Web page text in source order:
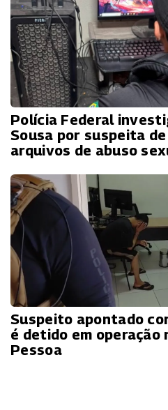
Polícia Federal
Sousa por suspeita
arquivos de abuso
Suspeito apontado
é detido em operação
Pessoa